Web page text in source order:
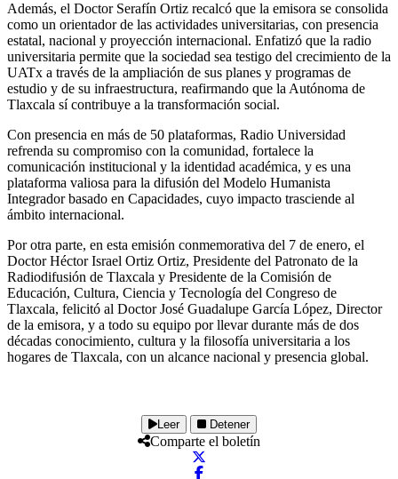
Además, el Doctor Serafín Ortiz recalcó que la emisora se consolida
como un orientador de las actividades universitarias, con presencia
estatal, nacional y proyección internacional. Enfatizó que la radio
universitaria permite que la sociedad sea testigo del crecimiento de la
UATx a través de la ampliación de sus planes y programas de
estudio y de su infraestructura, reafirmando que la Autónoma de
Tlaxcala sí contribuye a la transformación social.
Con presencia en más de 50 plataformas, Radio Universidad
refrenda su compromiso con la comunidad, fortalece la
comunicación institucional y la identidad académica, y es una
plataforma valiosa para la difusión del Modelo Humanista
Integrador basado en Capacidades, cuyo impacto trasciende al
ámbito internacional.
Por otra parte, en esta emisión conmemorativa del 7 de enero, el
Doctor Héctor Israel Ortiz Ortiz, Presidente del Patronato de la
Radiodifusión de Tlaxcala y Presidente de la Comisión de
Educación, Cultura, Ciencia y Tecnología del Congreso de
Tlaxcala, felicitó al Doctor José Guadalupe García López, Director
de la emisora, y a todo su equipo por llevar durante más de dos
décadas conocimiento, cultura y la filosofía universitaria a los
hogares de Tlaxcala, con un alcance nacional y presencia global.
Leer Detener
Comparte el boletín